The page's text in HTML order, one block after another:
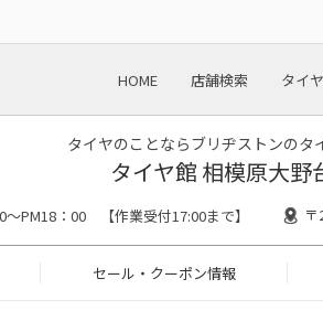
HOME 店舗検索 タイ
タイヤのことならブリヂストンのタ
タイヤ館 相模原大野
～PM18：00 【作業受付17:00まで】
セール・クーポン情報